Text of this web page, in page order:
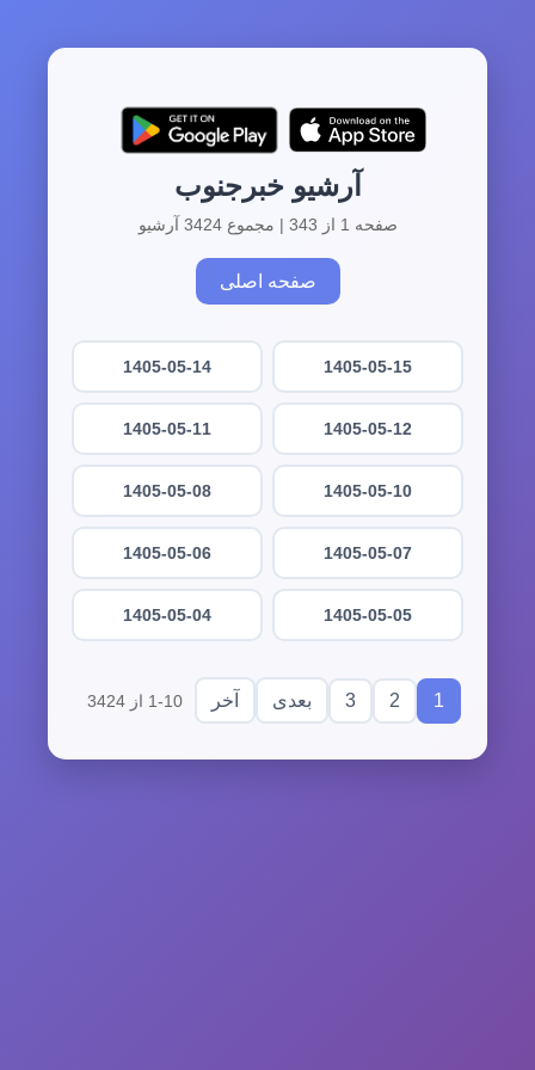
آرشیو خبرجنوب
صفحه 1 از 343 | مجموع 3424 آرشیو
صفحه اصلی
1405-05-15
1405-05-14
1405-05-12
1405-05-11
1405-05-10
1405-05-08
1405-05-07
1405-05-06
1405-05-05
1405-05-04
1
2
3 بعدی آخر 1-10 از 3424